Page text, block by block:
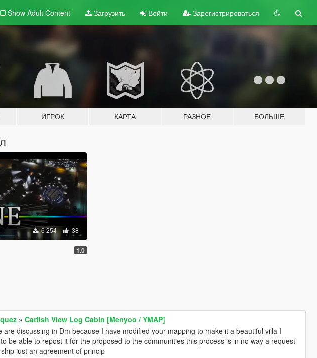
Show Adult Content Загрузить Войти Зарегистрироваться
ИГРОК КАРТА РАЗНОЕ БОЛЬШЕ
6 254 38
1.0
»Catfish View Log Cabin [Menyoo / YMAP]
are discussing in Dm because I have modified your mapping to make it a beautiful villa I
be able to repost it for the proposed to the communities this process is in no way a request
just an agreement of princip